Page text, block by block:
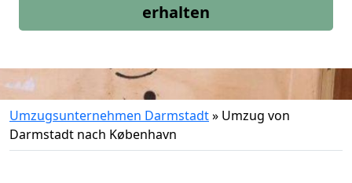
erhalten
Umzugsunternehmen Darmstadt» Umzug von
Darmstadt nach København